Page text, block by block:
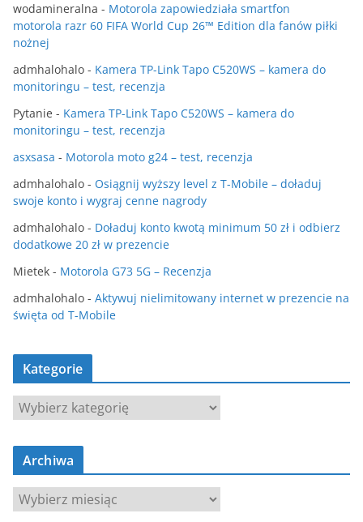
wodamineralna - Motorola zapowiedziała smartfon
motorola razr 60 FIFA World Cup 26™ Edition dla fanów piłki
nożnej
admhalohalo - Kamera TP-Link Tapo C520WS – kamera do
monitoringu – test, recenzja
Pytanie - Kamera TP-Link Tapo C520WS – kamera do
monitoringu – test, recenzja
asxsasa - Motorola moto g24 – test, recenzja
admhalohalo - Osiągnij wyższy level z T-Mobile – doładuj
swoje konto i wygraj cenne nagrody
admhalohalo - Doładuj konto kwotą minimum 50 zł i odbierz
dodatkowe 20 zł w prezencie
Mietek - Motorola G73 5G – Recenzja
admhalohalo - Aktywuj nielimitowany internet w prezencie na
święta od T-Mobile
Kategorie
K
a
t
g
Archiwa
A
r